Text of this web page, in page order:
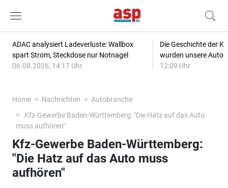
ADAC analysiert Ladeverluste: Wallbox
spart Strom, Steckdose nur Notnagel
06.08.2026, 14:17 Uhr
Die Geschichte der
wurden unsere
12:09 Uhr
Home Nachrichten
Autobranche
Kfz-Gewerbe Baden-Württemberg: "Die Hatz auf das Auto
muss aufhören"
Kfz-Gewerbe Baden-Württemberg:
"Die Hatz auf das Auto muss
aufhören"